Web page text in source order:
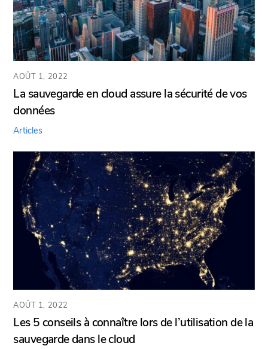
AOÛT 1, 2022
La sauvegarde en cloud assure la sécurité de vos
données
Articles
AOÛT 1, 2022
Les 5 conseils à connaître lors de l’utilisation de la
sauvegarde dans le cloud